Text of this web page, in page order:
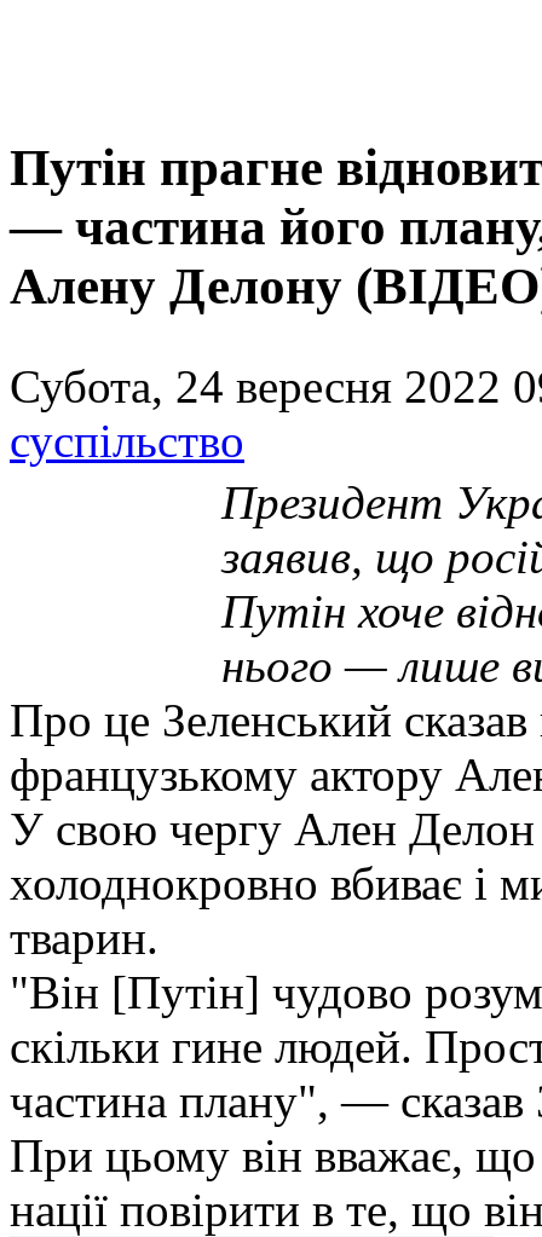
Путін прагне
— частина його
Алену Делону
Субота, 24 вересня 2022
суспільство
Президент
заявив, що
Путін хоче
нього — лише
Про це Зеленський
французькому актору
У свою чергу Ален Делон
холоднокровно вбиває і
тварин.
"Він [Путін] чудово
скільки гине людей.
частина плану", — сказав
При цьому він вважає, що
нації повірити в те, що